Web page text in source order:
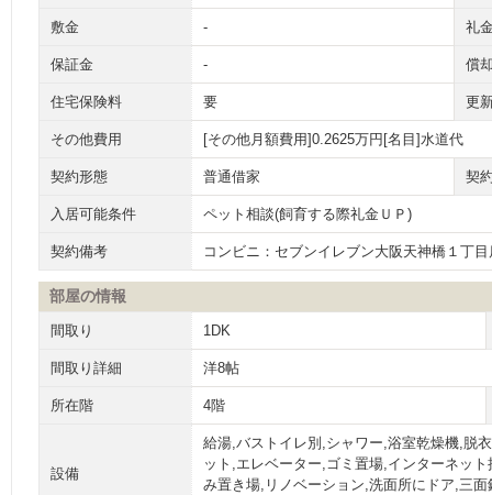
敷金 - 礼
保証金 - 償
住宅保険料 要 更
その他費用 [その他月額費用]0.2625万円[名目]水道代
契約形態 普通借家 契
入居可能条件 ペット相談(飼育する際礼金ＵＰ)
契約備考 コンビニ：セブンイレブン大阪天神橋１丁目
部屋の情報
間取り 1DK
間取り詳細 洋8帖
所在階 4階
設備
給湯,バストイレ別,シャワー,浴室乾燥機,脱
ット,エレベーター,ゴミ置場,インターネッ
み置き場,リノベーション,洗面所にドア,三